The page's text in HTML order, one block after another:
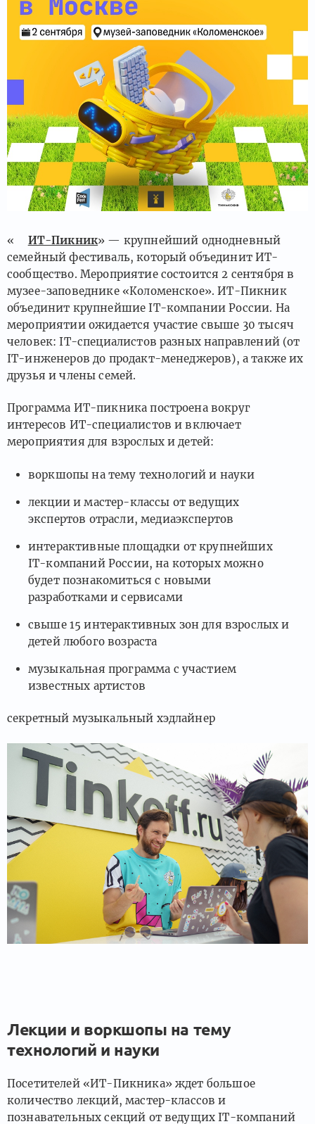
« ИТ-Пикник» — крупнейший однодневный
семейный фестиваль, который объединит ИТ-
сообщество. Мероприятие состоится 2 сентября в
музее-заповеднике «Коломенское». ИТ-Пикник
объединит крупнейшие IT-компании России. На
мероприятии ожидается участие свыше 30 тысяч
человек: IT-специалистов разных направлений (от
IT-инженеров до продакт-менеджеров), а также их
друзья и члены семей.
Программа ИТ-пикника построена вокруг
интересов ИТ-специалистов и включает
мероприятия для взрослых и детей:
воркшопы на тему технологий и науки
лекции и мастер-классы от ведущих
экспертов отрасли, медиаэкспертов
интерактивные площадки от крупнейших
IT-компаний России, на которых можно
будет познакомиться с новыми
разработками и сервисами
свыше 15 интерактивных зон для взрослых и
детей любого возраста
музыкальная программа с участием
известных артистов
секретный музыкальный хэдлайнер
Лекции и воркшопы на тему
технологий и науки
Посетителей «ИТ-Пикника» ждет большое
количество лекций, мастер-классов и
познавательных секций от ведущих IT-компаний